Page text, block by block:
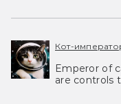
Кот-
Emperor of
are controls